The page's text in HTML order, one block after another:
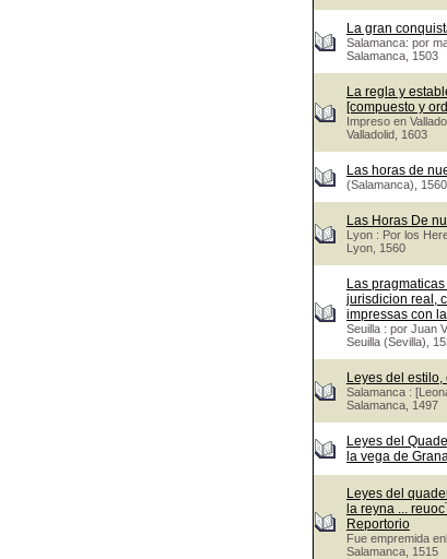
La gran
Salamanca: por
Salamanca, 1503
La regla y
[compuesto y
Impreso en
Valladolid, 1603
Las horas de
(Salamanca), 1560
Las Horas De
Lyon : Por los
Lyon, 1560
Las
jurisdicion real,
impressas con
Seuilla : por Juan
Seuilla (Sevilla),
Leyes del
Salamanca :
Salamanca, 1497
Leyes del
la vega de
Leyes del
la reyna ...
Reportorio
Fue empremida
Salamanca, 1515